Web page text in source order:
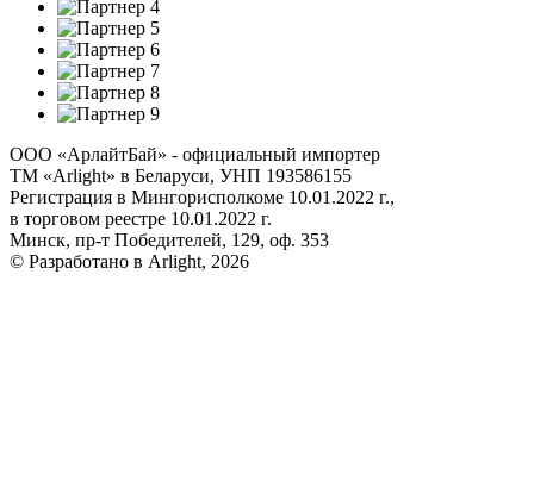
ООО «АрлайтБай» - официальный импортер
ТМ «Arlight» в Беларуси, УНП 193586155
Регистрация в Мингорисполкоме 10.01.2022 г.,
в торговом реестре 10.01.2022 г.
Минск, пр-т Победителей, 129, оф. 353
© Разработано в Arlight, 2026